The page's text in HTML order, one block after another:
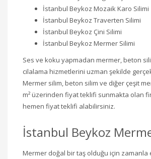
İstanbul Beykoz Mozaik Karo Silimi
İstanbul Beykoz Traverten Silimi
İstanbul Beykoz Çini Silimi
İstanbul Beykoz Mermer Silimi
Ses ve koku yapmadan mermer, beton
cilalama hizmetlerini uzman şekilde
Mermer silim, beton silim ve diğer çeşit
m² üzerinden fiyat teklifi sunmakta olan
hemen fiyat teklifi alabilirsiniz.
İstanbul Beykoz
Mermer doğal bir taş olduğu için zamanla